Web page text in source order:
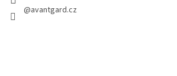
@avantgard.cz